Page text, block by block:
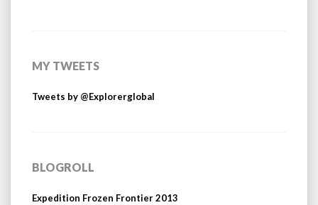
MY TWEETS
Tweets by @Explorerglobal
BLOGROLL
Expedition Frozen Frontier 2013